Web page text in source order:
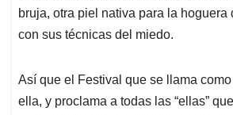
bruja, otra piel nativa para la hoguera
con sus técnicas del miedo.
Así que el Festival que se llama
ella, y proclama a todas las “ellas”